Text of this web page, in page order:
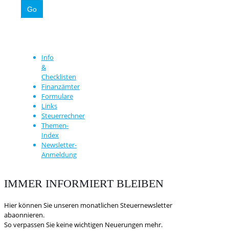
Info
&
Checklisten
Finanzämter
Formulare
Links
Steuerrechner
Themen-
Index
Newsletter-
Anmeldung
IMMER INFORMIERT BLEIBEN
Hier können Sie unseren monatlichen Steuernewsletter
abaonnieren.
So verpassen Sie keine wichtigen Neuerungen mehr.